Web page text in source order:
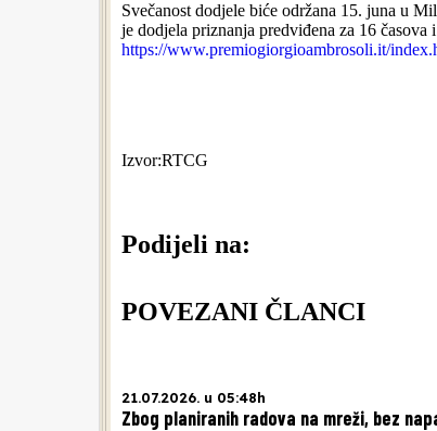
Svečanost dodjele biće održana 15. juna u
je dodjela priznanja predviđena za 16 časova
https://www.premiogiorgioambrosoli.it/
Izvor:RTCG
Podijeli na:
POVEZANI ČLANCI
21.07.2026. u 05:48h
Zbog planiranih radova na mreži, bez